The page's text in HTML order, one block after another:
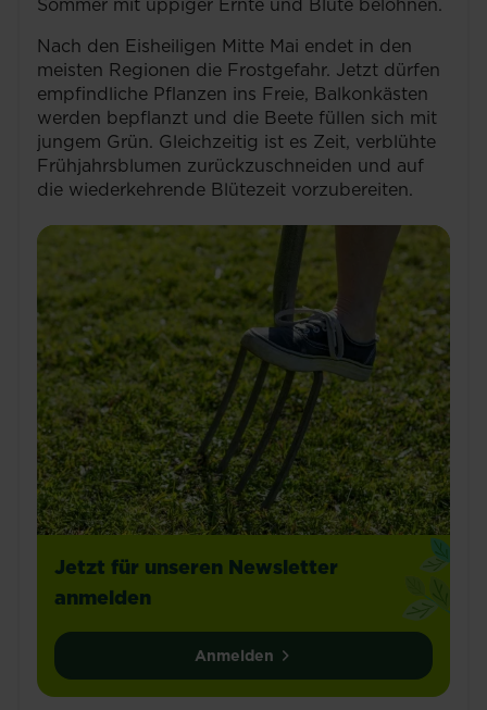
Nach den Eisheiligen Mitte Mai endet in den
meisten Regionen die Frostgefahr. Jetzt dürfen
empfindliche Pflanzen ins Freie, Balkonkästen
werden bepflanzt und die Beete füllen sich mit
jungem Grün. Gleichzeitig ist es Zeit, verblühte
Frühjahrsblumen zurückzuschneiden und auf
die wiederkehrende Blütezeit vorzubereiten.
Jetzt für unseren Newsletter
anmelden
Anmelden